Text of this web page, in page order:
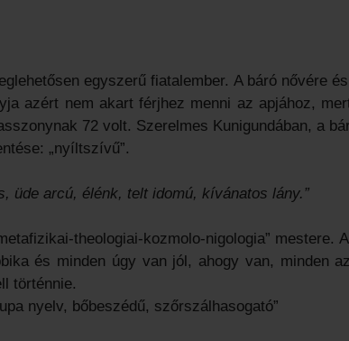
egyszerű fiatalember. A báró nővére
azért nem akart férjhez menni az apjához,
72 volt. Szerelmes Kunigundában, a
„nyíltszívű”.
üde arcú, élénk, telt idomú, kívánatos lány.”
theologiai-kozmolo-nigologia” mestere.
és minden úgy van jól, ahogy van, minden
történnie.
nyelv, bőbeszédű, szőrszálhasogató”